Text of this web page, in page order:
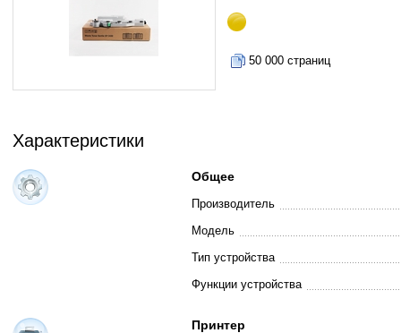
50 000 страниц
Характеристики
Общее
Производитель
Модель
Тип устройства
Функции устройства
Принтер